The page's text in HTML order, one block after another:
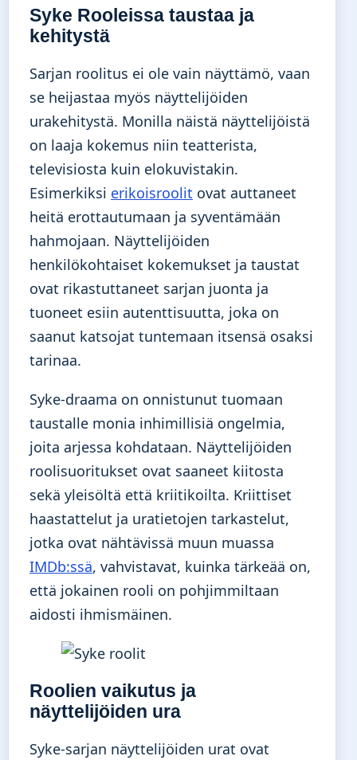
Syke Rooleissa taustaa ja
kehitystä
Sarjan roolitus ei ole vain näyttämö, vaan
se heijastaa myös näyttelijöiden
urakehitystä. Monilla näistä näyttelijöistä
on laaja kokemus niin teatterista,
televisiosta kuin elokuvistakin.
Esimerkiksi erikoisroolit ovat auttaneet
heitä erottautumaan ja syventämään
hahmojaan. Näyttelijöiden
henkilökohtaiset kokemukset ja taustat
ovat rikastuttaneet sarjan juonta ja
tuoneet esiin autenttisuutta, joka on
saanut katsojat tuntemaan itsensä osaksi
tarinaa.
Syke-draama on onnistunut tuomaan
taustalle monia inhimillisiä ongelmia,
joita arjessa kohdataan. Näyttelijöiden
roolisuoritukset ovat saaneet kiitosta
sekä yleisöltä että kriitikoilta. Kriittiset
haastattelut ja uratietojen tarkastelut,
jotka ovat nähtävissä muun muassa
IMDb:ssä, vahvistavat, kuinka tärkeää on,
että jokainen rooli on pohjimmiltaan
aidosti ihmismäinen.
Roolien vaikutus ja
näyttelijöiden ura
Syke-sarjan näyttelijöiden urat ovat